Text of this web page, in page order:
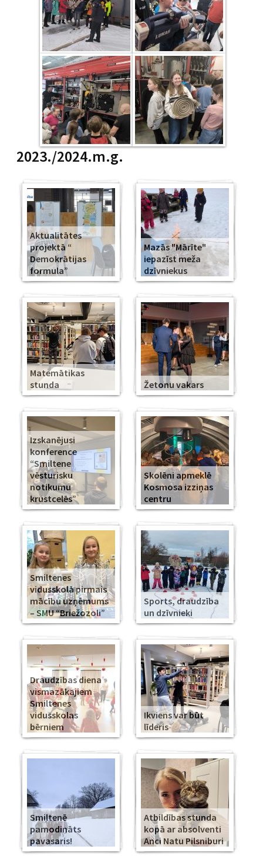
2023./2024.m.g.
Aktualitātes
projektā “
Demokrātijas
formula”
Mazās "Mārīte"
iepazīst meža
dzīvniekus
Matemātikas
stunda
Žetonu vakars
Izskanējusi
konference
“Smiltene
vēsturisku
notikumu
krustcelēs”
Skolēni apmeklē
Kosmosa izziņas
centru
Smiltenes
vidusskolā pirmais
mācību uzņēmums
– SMU “Briežozoli”
Sports, draudzība
un dzīvnieki
Draudzības diena
vismazākajiem
Smiltenes
vidusskolas
bērniem
Ikviens var būt
līderis
Smiltenē
pamodināts
pavasaris!
Atbildības stunda
kopā ar absolventi
Anci Natu Pilsniburi